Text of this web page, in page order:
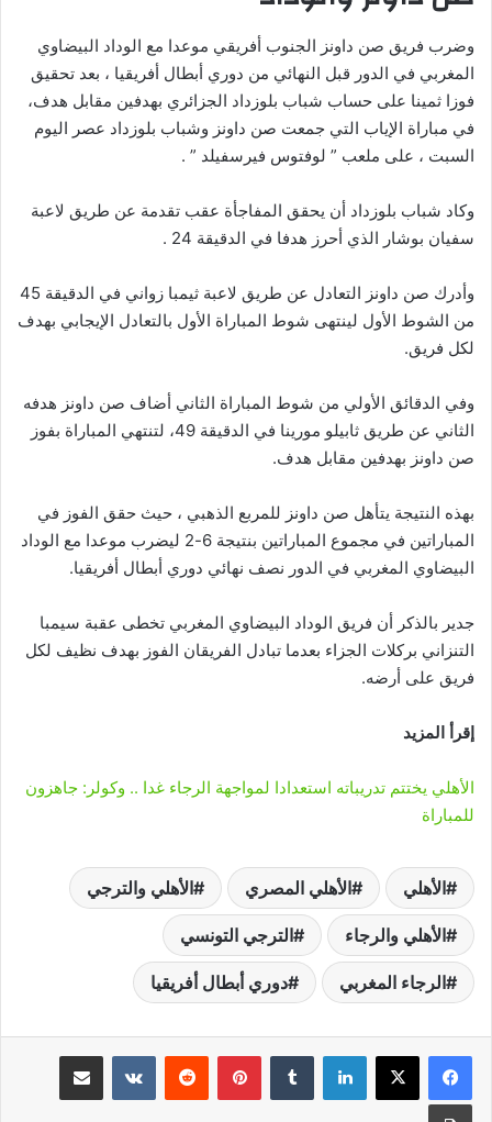
وضرب فريق صن داونز الجنوب أفريقي موعدا مع الوداد البيضاوي
المغربي في الدور قبل النهائي من دوري أبطال أفريقيا ، بعد تحقيق
فوزا ثمينا على حساب شباب بلوزداد الجزائري بهدفين مقابل هدف،
في مباراة الإياب التي جمعت صن داونز وشباب بلوزداد عصر اليوم
السبت ، على ملعب ” لوفتوس فيرسفيلد ” .
وكاد شباب بلوزداد أن يحقق المفاجأة عقب تقدمة عن طريق لاعبة
سفيان بوشار الذي أحرز هدفا في الدقيقة 24 .
وأدرك صن داونز التعادل عن طريق لاعبة ثيمبا زواني في الدقيقة 45
من الشوط الأول لينتهى شوط المباراة الأول بالتعادل الإيجابي بهدف
لكل فريق.
وفي الدقائق الأولي من شوط المباراة الثاني أضاف صن داونز هدفه
الثاني عن طريق ثابيلو مورينا في الدقيقة 49، لتنتهي المباراة بفوز
صن داونز بهدفين مقابل هدف.
بهذه النتيجة يتأهل صن داونز للمربع الذهبي ، حيث حقق الفوز في
المباراتين في مجموع المباراتين بنتيجة 6-2 ليضرب موعدا مع الوداد
البيضاوي المغربي في الدور نصف نهائي دوري أبطال أفريقيا.
جدير بالذكر أن فريق الوداد البيضاوي المغربي تخطى عقبة سيمبا
التنزاني بركلات الجزاء بعدما تبادل الفريقان الفوز بهدف نظيف لكل
فريق على أرضه.
إقرأ المزيد
الأهلي يختتم تدريباته استعدادا لمواجهة الرجاء غدا .. وكولر: جاهزون
للمباراة
الأهلي الأهلي المصري الأهلي والترجي
الأهلي والرجاء الترجي التونسي
الرجاء المغربي دوري أبطال أفريقيا
لينكدإن بينتيريست